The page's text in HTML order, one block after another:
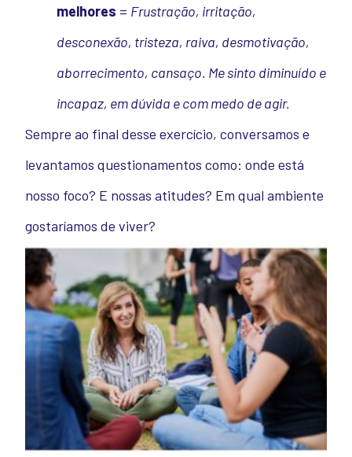
melhores = Frustração, irritação,
desconexão, tristeza, raiva, desmotivação,
aborrecimento, cansaço. Me sinto diminuído e
incapaz, em dúvida e com medo de agir.
Sempre ao final desse exercício, conversamos e
levantamos questionamentos como: onde está
nosso foco? E nossas atitudes? Em qual ambiente
gostaríamos de viver?